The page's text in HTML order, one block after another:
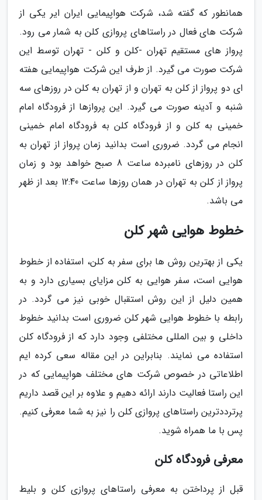
همانطور که گفته شد، شرکت هواپیمایی ایران ایر یکی از
شرکت های فعال در راستاهای پروازی کلن به شمار می رود.
پرواز های مستقیم تهران -کلن و کلن - تهران توسط این
شرکت صورت می گیرد. از طرف این شرکت هواپیمایی هفته
ای دو پرواز از کلن به تهران و از تهران به کلن در روزهای سه
شنبه و آدینه صورت می گیرد. این پروازها از فرودگاه امام
خمینی به کلن و از فرودگاه کلن به فرودگاه امام خمینی
انجام می گردد. ضروری است بدانید زمان پرواز از تهران به
کلن در روزهای نامبرده ساعت 8 صبح خواهد بود و زمان
پرواز از کلن به تهران در همان روزها ساعت 12:40 بعد از ظهر
می باشد.
خطوط هوایی شهر کلن
یکی از بهترین روش ها برای سفر به کلن، استفاده از خطوط
هوایی است، سفر هوایی به کلن مزایای بسیاری دارد و به
همین دلیل از این روش استقبال خوبی نیز می گردد. در
رابطه با خطوط هوایی شهر کلن ضروری است بدانید خطوط
داخلی و بین المللی مختلفی وجود دارد که از فرودگاه کلن
استفاده می نمایند. بنابراین در این مقاله سعی کرده ایم
اطلاعاتی در خصوص شرکت های مختلف هواپیمایی که در
این راستا فعالیت دارند ارائه دهیم و علاوه بر این قصد داریم
پرترددترین راستاهای پروازی کلن را نیز به شما معرفی کنیم.
پس با ما همراه شوید.
معرفی فرودگاه کلن
قبل از پرداختن به معرفی راستاهای پروازی کلن و بلیط